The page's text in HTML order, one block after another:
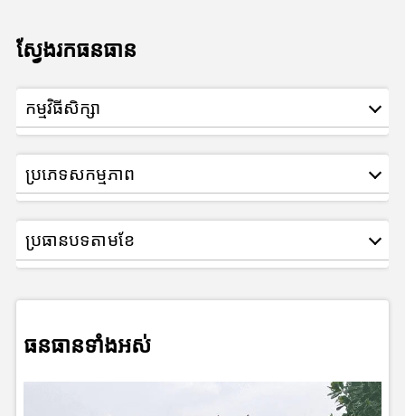
ស្វែងរកធនធាន
កម្មវិធីសិក្សា
ប្រភេទសកម្មភាព
ប្រធានបទតាមខែ
ធនធានទាំងអស់